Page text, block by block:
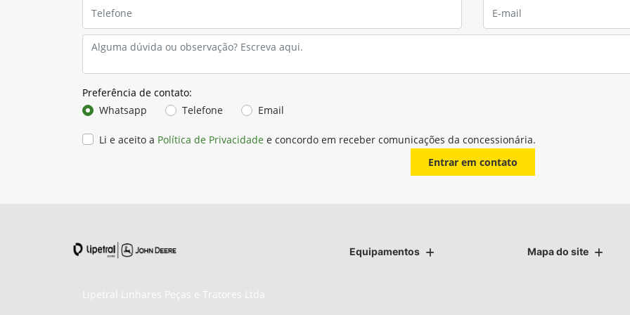
Preferência de contato:
Whatsapp
Telefone Email
Li e aceito a Política de Privacidade e concordo em receber comunicações da concessionária.
Entrar em contato
Equipamentos Mapa do site
Lipetral Linhares Peças e Tratores Ltda